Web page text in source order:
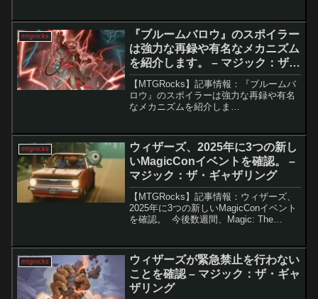
たちは新たなコンボを探し出そうと盛り
上がる。今回...
mtgrocks
『ブルームバロウ』のスポイラー
は強力な再録や有名なメカニズム
を紹介します。 – マジック：ザ・
ギャザリング
【MTGRocks】記事情報：『ブルームバ
ロウ』のスポイラーは強力な再録や有名
なメカニズムを紹介しま
れ、既に多くのカードが話題となってい
ます。この...
mtgrocks
ウィザーズ、2025年に3つの新し
いMagicConイベントを確認。 –
マジック：ザ・ギャザリング
【MTGRocks】記事情報：ウィザーズ、
2025年に3つの新しいMagicConイベント
を確認。 今後数週間、Magic: The
います。今週の金曜日...
mtgrocks
ウィザーズが緊急禁止を行わない
ことを確認 – マジック：ザ・ギャ
ザリング